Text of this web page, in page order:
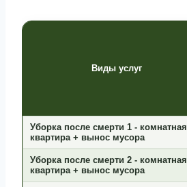
Виды услуг
Уборка после смерти 1 - комнатная
квартира + вынос мусора
Уборка после смерти 2 - комнатная
квартира + вынос мусора